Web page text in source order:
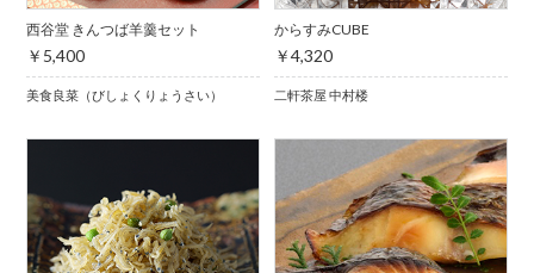
西谷堂 きんつば羊羹セット
￥5,400
美食良菜（びしょくりょうさい）
からすみCUBE
￥4,320
二軒茶屋 中村楼